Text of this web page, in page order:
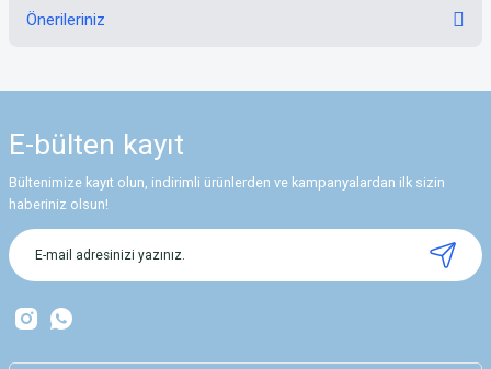
Önerileriniz
Görüş ve önerileriniz için teşekkür ederiz.
Ürün resmi kalitesiz, bozuk veya görüntülenemiyor.
Ürün açıklamasında eksik bilgiler bulunuyor.
Ürün bilgilerinde hatalar bulunuyor.
Bu ürüne benzer farklı alternatifler olmalı.
E-bülten kayıt
Bültenimize kayıt olun, indirimli ürünlerden ve kampanyalardan ilk sizin
haberiniz olsun!